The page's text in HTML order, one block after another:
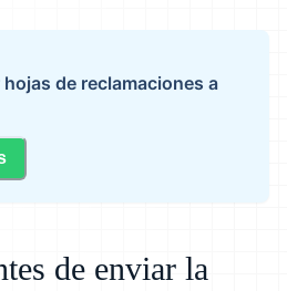
de reclamaciones a
de enviar la